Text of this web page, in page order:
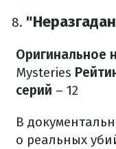
Оригинальное
Mysteries
серий – 12
В
о реальных